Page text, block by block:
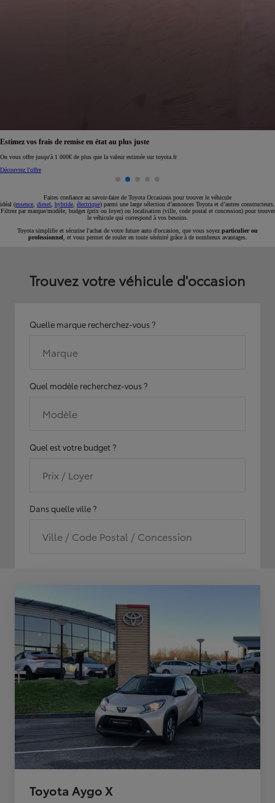
Réservez en ligne votre occasion pour 1€ seulement
Réservez en ligne
Faites confiance au savoir-faire de Toyota Occasions pour trouver le véhicule
idéal (essence diesel hybride électrique) parmi une large sélection d’annonces Toyota et d’autres constructeurs.
Filtrez par marque/modèle, budget (prix ou loyer) ou localisation (ville, code postal et concession) pour trouver
le véhicule qui correspond à vos besoins.
Toyota simplifie et sécurise l'achat de votre future auto d'occasion, que vous soyez particulier ou
professionnel , et vous permet de rouler en toute sérénité grâce à de nombreux avantages.
Trouvez votre véhicule d'occasion
Quelle marque recherchez-vous ?
Marque
Quel modèle recherchez-vous ?
Modèle
Quel est votre budget ?
Prix / Loyer
Dans quelle ville ?
Ville / Code Postal / Concession
Toyota Aygo X